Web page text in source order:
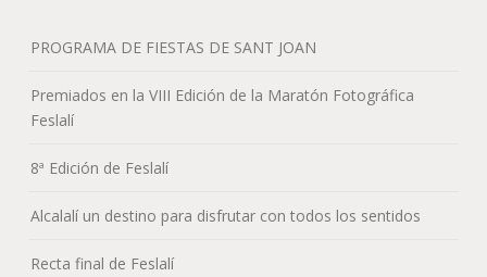
PROGRAMA DE FIESTAS DE SANT JOAN
Premiados en la VIII Edición de la Maratón Fotográfica
Feslalí
8ª Edición de Feslalí
Alcalalí un destino para disfrutar con todos los sentidos
Recta final de Feslalí